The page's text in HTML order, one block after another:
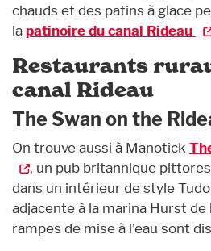
chauds et des patins à glace
la patinoire du canal Rideau
Restaurants
canal Rideau
The Swan on the
On trouve aussi à Manotick
, un pub britannique
dans un intérieur de style
adjacente à la marina Hurst de
rampes de mise à l’eau sont